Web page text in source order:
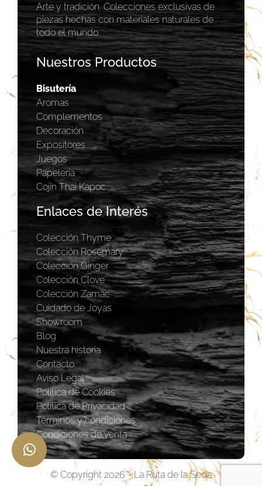
Arte y tradición. Colecciones exclusivas de
piezas hechas con materiales naturales de
todo el mundo.
Nuestros Productos
Bisutería
Aromas
Complementos
Decoración
Expositores
Juegos
Papelería
Cojín Thai Kapoc
Enlaces de Interés
Colección Thyme
Colección Rosemary
Coleccion Ginger
Colección Clove
Colección Zamac
Cuidado de Joyas
Showroom
Blog
Nuestra historia
Contacto
Aviso Legal
Política de Cookies
Política de Privacidad
Términos y condiciones
Condiciones de venta
© Copyright 2026 - La Ruta de la Seda